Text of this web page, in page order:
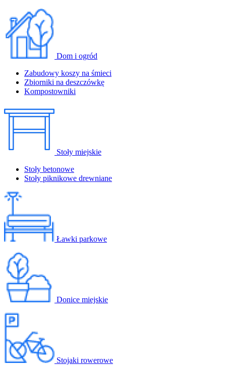
Dom i ogród
Zabudowy koszy na śmieci
Zbiorniki na deszczówkę
Kompostowniki
Stoły miejskie
Stoły betonowe
Stoły piknikowe drewniane
Ławki parkowe
Donice miejskie
Stojaki rowerowe